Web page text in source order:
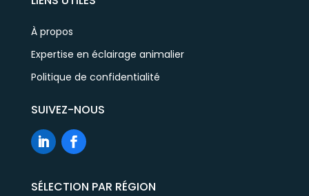
À propos
Expertise en éclairage animalier
Politique de confidentialité
SUIVEZ-NOUS
SÉLECTION PAR RÉGION